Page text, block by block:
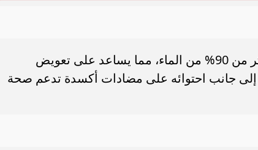
يعد البطيخ “ملك الترطيب” لاحتوائه على أكثر من 90% من الماء، مما يساعد على تعويض
إلى جانب احتوائه على مضادات أكسدة تدعم صحة